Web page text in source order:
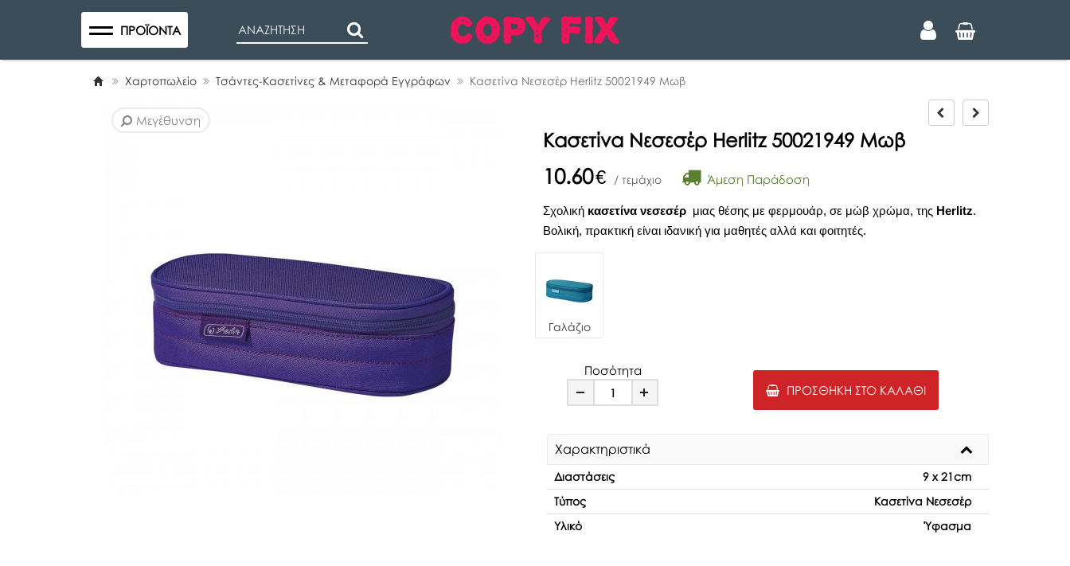
ΠΡΟΪΌΝΤΑ
Χαρτοπωλείο Τσάντες-Κασετίνες & Μεταφορά Εγγράφων Κασετίνα Νεσεσέρ Herlitz 50021949 Μωβ
Μεγέθυνση
P
r
u
e
Κασετίνα Νεσεσέρ Herlitz 50021949 Μωβ
10.60€ / τεμάχιο Άμεση Παράδοση
Σχολική κασετίνα νεσεσέρ μιας θέσης με φερμουάρ, σε μώβ χρώμα, της Herlitz.
Βολική, πρακτική είναι ιδανική για μαθητές αλλά και φοιτητές.
Γαλάζιο
Ποσότητα
Plus
ΠΡΟΣΘΉΚΗ ΣΤΟ ΚΑΛΆΘΙ
Χαρακτηριστικά
Διαστάσεις
9 x 21cm
Τύπος
Κασετίνα Νεσεσέρ
Υλικό
Ύφασμα